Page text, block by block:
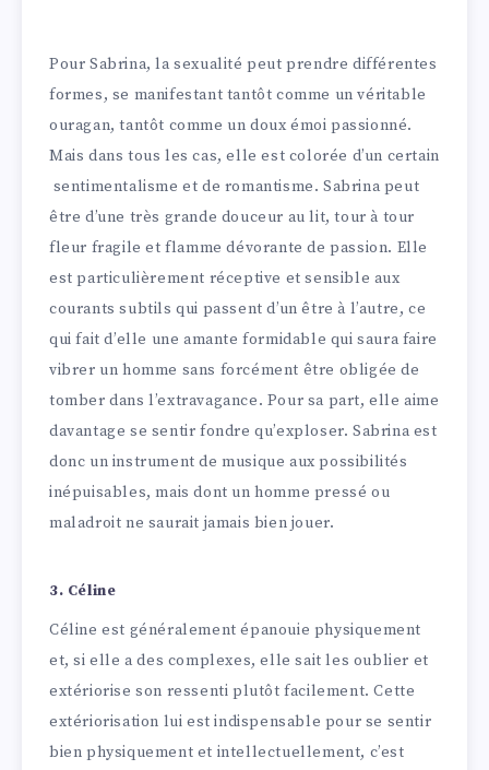
Pour Sabrina, la sexualité peut prendre différentes
formes, se manifestant tantôt comme un véritable
ouragan, tantôt comme un doux émoi passionné.
Mais dans tous les cas, elle est colorée d’un certain
sentimentalisme et de romantisme. Sabrina peut
être d’une très grande douceur au lit, tour à tour
fleur fragile et flamme dévorante de passion. Elle
est particulièrement réceptive et sensible aux
courants subtils qui passent d’un être à l’autre, ce
qui fait d’elle une amante formidable qui saura faire
vibrer un homme sans forcément être obligée de
tomber dans l’extravagance. Pour sa part, elle aime
davantage se sentir fondre qu’exploser. Sabrina est
donc un instrument de musique aux possibilités
inépuisables, mais dont un homme pressé ou
maladroit ne saurait jamais bien jouer.
3. Céline
Céline est généralement épanouie physiquement
et, si elle a des complexes, elle sait les oublier et
extériorise son ressenti plutôt facilement. Cette
extériorisation lui est indispensable pour se sentir
bien physiquement et intellectuellement, c’est